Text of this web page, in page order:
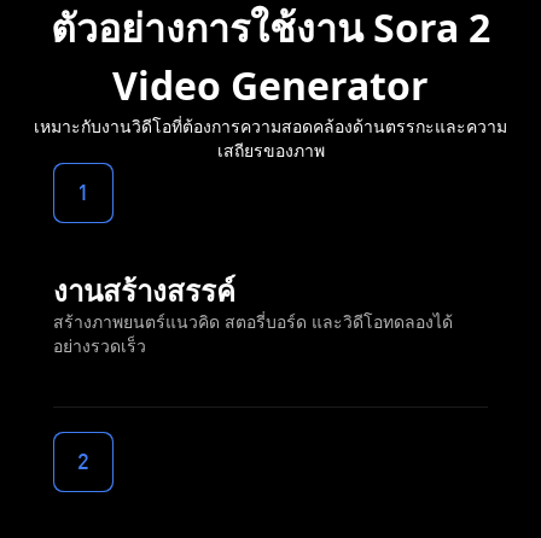
ตัวอย่างการใช้งาน Sora 2
Video Generator
เหมาะกับงานวิดีโอที่ต้องการความสอดคล้องด้านตรรกะและความ
เสถียรของภาพ
1
งานสร้างสรรค์
สร้างภาพยนตร์แนวคิด สตอรี่บอร์ด และวิดีโอทดลองได้
อย่างรวดเร็ว
2